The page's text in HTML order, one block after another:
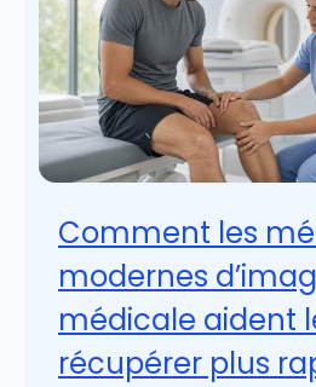
Comment les
modernes
médicale aident
récupérer plus